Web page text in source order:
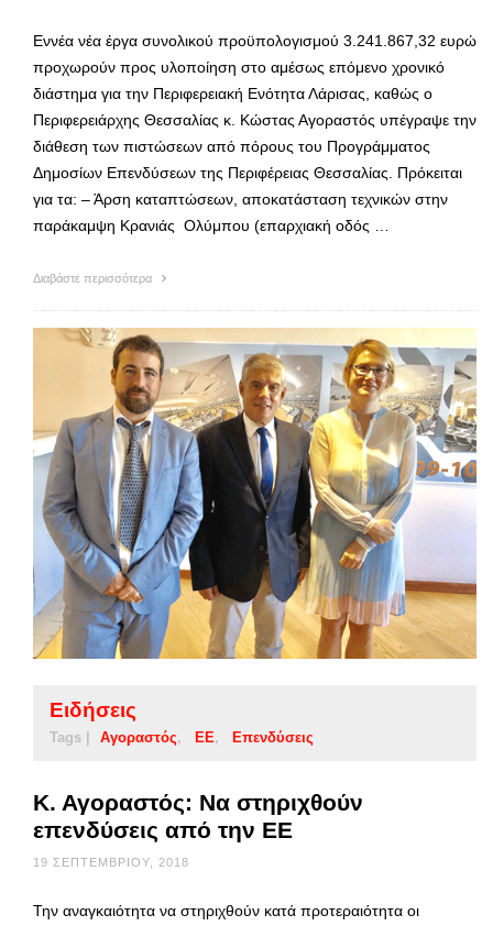
Εννέα νέα έργα συνολικού προϋπολογισμού 3.241.867,32 ευρώ
προχωρούν προς υλοποίηση στο αμέσως επόμενο χρονικό
διάστημα για την Περιφερειακή Ενότητα Λάρισας, καθώς ο
Περιφερειάρχης Θεσσαλίας κ. Κώστας Αγοραστός υπέγραψε την
διάθεση των πιστώσεων από πόρους του Προγράμματος
Δημοσίων Επενδύσεων της Περιφέρειας Θεσσαλίας. Πρόκειται
για τα: – Άρση καταπτώσεων, αποκατάσταση τεχνικών στην
παράκαμψη Κρανιάς Ολύμπου (επαρχιακή οδός …
Διαβάστε περισσότερα
Ειδήσεις
Tags | Αγοραστός ΕΕ Επενδύσεις
Κ. Αγοραστός: Να στηριχθούν
επενδύσεις από την ΕΕ
19 ΣΕΠΤΕΜΒΡΊΟΥ, 2018
Την αναγκαιότητα να στηριχθούν κατά προτεραιότητα οι